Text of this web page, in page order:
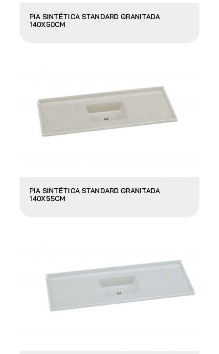
PIA SINTÉTICA STANDARD GRANITADA
140X50CM
PIA SINTÉTICA STANDARD GRANITADA
140X55CM